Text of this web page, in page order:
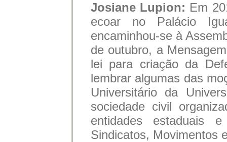
Josiane Lupion: Em
ecoar no Palácio
encaminhou-se à
de outubro, a
lei para criação da
lembrar algumas das
Universitário da
sociedade civil
entidades estaduais
Sindicatos, Movimentos